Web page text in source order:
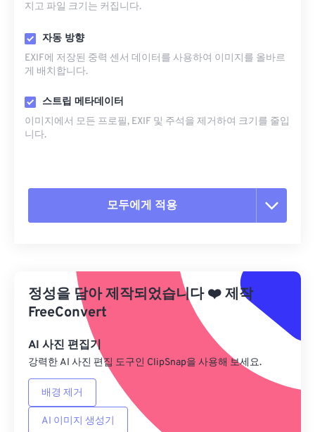
지고 파일 크기는 커집니다.
자동 방향
EXIF에 저장된 중력 센서 데이터를 사용하여 이미지를 올바르
게 배치합니다.
스트립 메타데이터
이미지에서 모든 프로필, EXIF ​​및 주석을 제거하여 크기를 줄입
니다.
모두에게 적용
사전 설정에서 적용
사전 설정으로 저장
정성을 담아 제작되었습니다❤️제작
FreeConvert
AI 사진 편집기
강력한 AI 사진 편집 도구인 ClipSnap을 사용해 보세요.
배경 제거
AI 이미지 생성기